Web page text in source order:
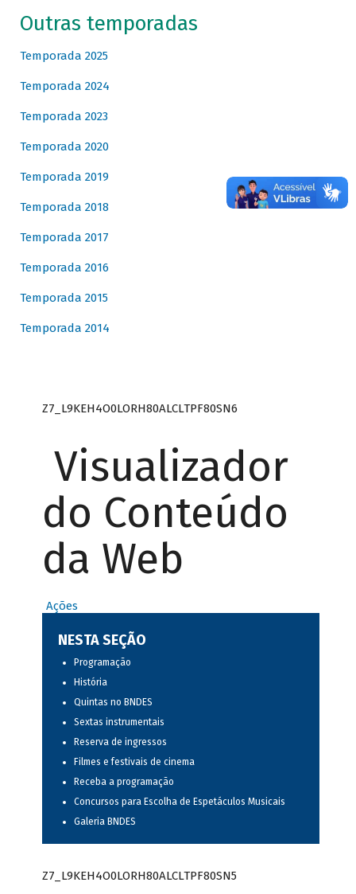
Outras temporadas
Temporada 2025
Temporada 2024
Temporada 2023
Temporada 2020
Temporada 2019
Temporada 2018
Temporada 2017
Temporada 2016
Temporada 2015
Temporada 2014
Z7_L9KEH4O0LORH80ALCLTPF80SN6
Visualizador
do Conteúdo
da Web
Ações
NESTA SEÇÃO
Programação
História
Quintas no BNDES
Sextas instrumentais
Reserva de ingressos
Filmes e festivais de cinema
Receba a programação
Concursos para Escolha de Espetáculos Musicais
Galeria BNDES
Z7_L9KEH4O0LORH80ALCLTPF80SN5